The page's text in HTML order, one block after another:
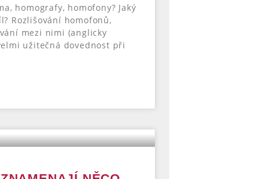
homografy, homofony? Jaký
Rozlišování homofonů,
mezi nimi (anglicky
užitečná dovednost při